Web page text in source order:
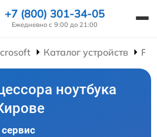
+7 (800) 301-34-05
Ежедневно с 9:00 до 21:00
Каталог устройств
ноутбука